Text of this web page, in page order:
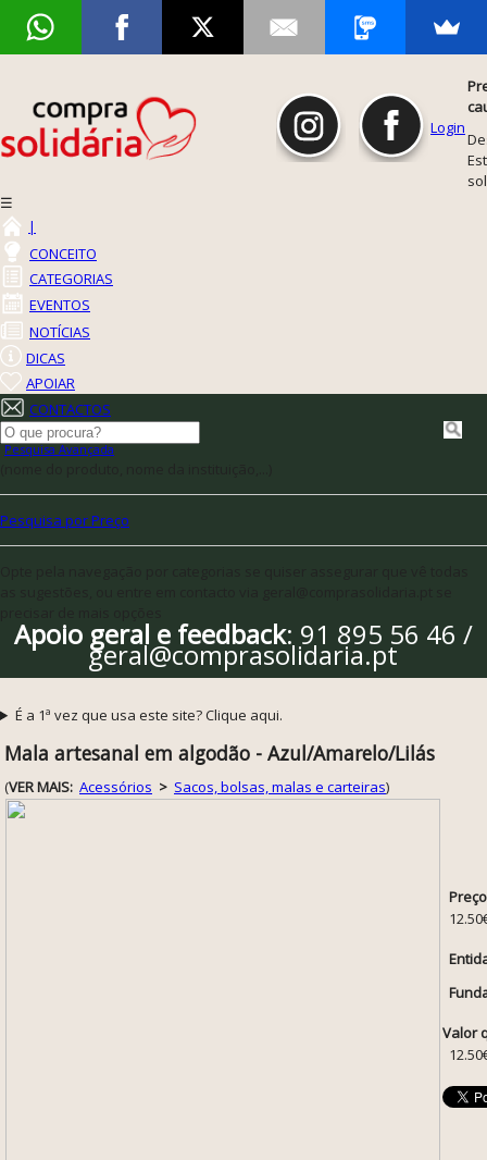
Login
☰
|
CONCEITO
CATEGORIAS
EVENTOS
NOTÍCIAS
DICAS
APOIAR
CONTACTOS
Pesquisa Avançada
Pesquisa por Preço
Apoio geral e feedback: 91 895 56 46 /
geral@comprasolidaria.pt
É a 1ª vez que usa este site? Clique aqui.
Mala artesanal em algodão - Azul/Amarelo/Lilás
(VER MAIS: Acessórios > Sacos, bolsas, malas e carteiras)
Valor